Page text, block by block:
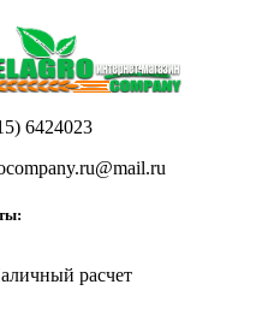
6424023
расчет